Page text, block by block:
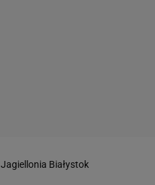
Jagiellonia Białystok